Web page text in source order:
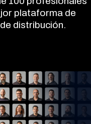
plataforma de
distribución.